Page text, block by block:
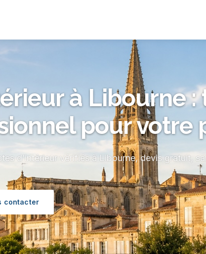
à Libourne :
pour votre
d’intérieur vérifiés à Libourne, devis gratuit,
contacter